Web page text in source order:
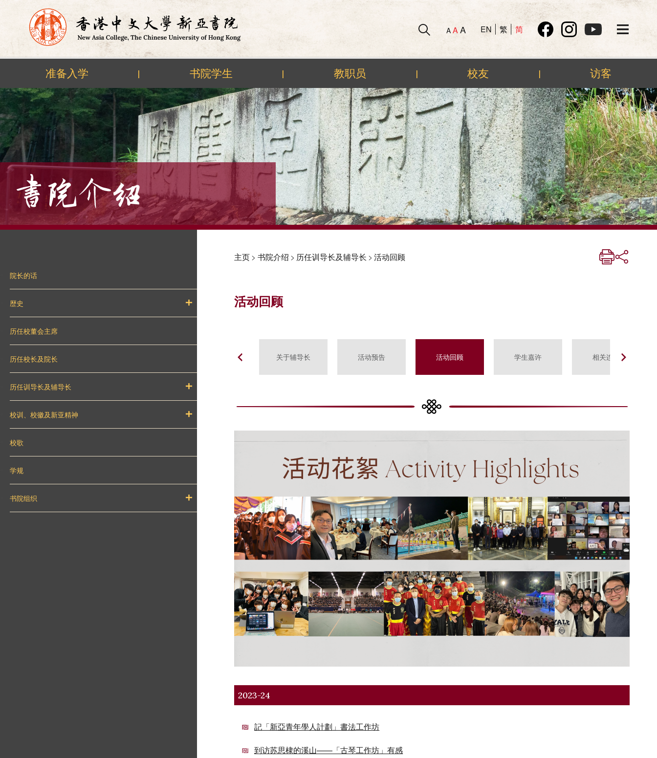
Skip
to
content
A AA EN 繁 简
准备入学 | 书院学生 | 教职员 | 校友 | 访客
院长的话
歴史
历任校董会主席
历任校长及院长
历任训导长及辅导长
校训、校徽及新亚精神
校歌
学规
书院组织
主页> 书院介绍 > 历任训导长及辅导长 > 活动回顾
活动回顾
关于辅导长 活动预告 活动回顾 学生嘉许 相关连结
2023-24
記「新亞青年學人計劃」書法工作坊
到访苏思棣的溪山——「古琴工作坊」有感